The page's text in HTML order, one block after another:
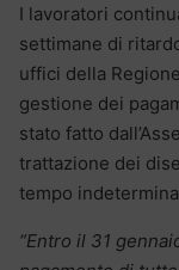
I lavoratori
settimane di
uffici della
gestione dei
stato fatto
trattazione dei
tempo
“Entro il 31